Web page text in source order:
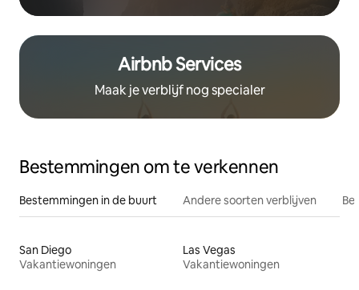
Airbnb Services
Maak je verblijf nog specialer
Bestemmingen om te verkennen
Bestemmingen in de buurt Andere soorten verblijven
San Diego
Vakantiewoningen
Las Vegas
Vakantiewoningen